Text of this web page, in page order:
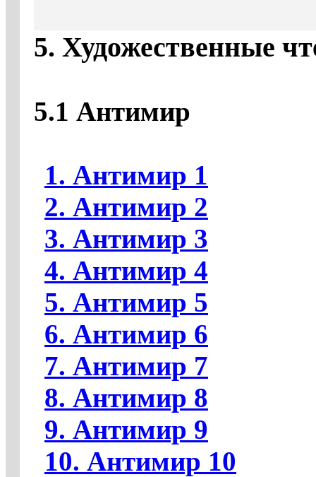
5. Художественные
5.1 Антимир
1. Антимир 1
2. Антимир 2
3. Антимир 3
4. Антимир 4
5. Антимир 5
6. Антимир 6
7. Антимир 7
8. Антимир 8
9. Антимир 9
10. Антимир 10